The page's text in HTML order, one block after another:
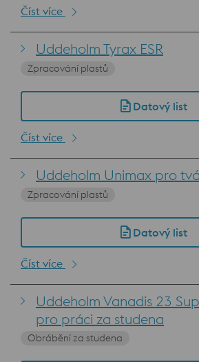
Číst více
Uddeholm Tyrax ESR
Zpracování plastů
Datový list
Číst více
Uddeholm Unimax pro
Zpracování plastů
Datový list
Číst více
Uddeholm Vanadis 23
pro práci za studena
Obrábění za studena